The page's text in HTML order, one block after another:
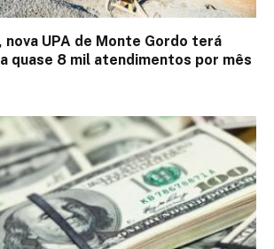
nova UPA de Monte Gordo terá
quase 8 mil atendimentos por mês